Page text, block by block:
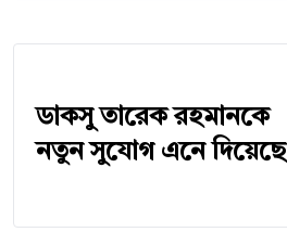
ডাকসু তারেক রহমানকে
নতুন সুযোগ এনে দিয়েছে